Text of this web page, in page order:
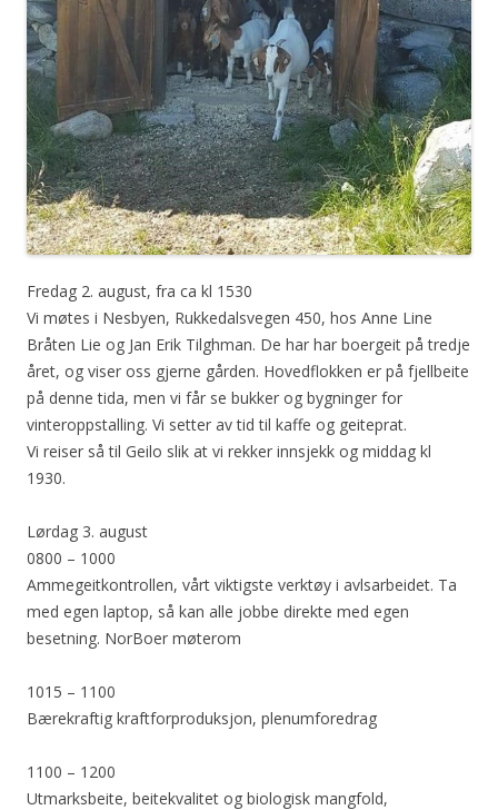
Fredag 2. august, fra ca kl 1530
Vi møtes i Nesbyen, Rukkedalsvegen 450, hos Anne Line
Bråten Lie og Jan Erik Tilghman. De har har boergeit på tredje
året, og viser oss gjerne gården. Hovedflokken er på fjellbeite
på denne tida, men vi får se bukker og bygninger for
vinteroppstalling. Vi setter av tid til kaffe og geiteprat.
Vi reiser så til Geilo slik at vi rekker innsjekk og middag kl
1930.
Lørdag 3. august
0800 – 1000
Ammegeitkontrollen, vårt viktigste verktøy i avlsarbeidet. Ta
med egen laptop, så kan alle jobbe direkte med egen
besetning. NorBoer møterom
1015 – 1100
Bærekraftig kraftforproduksjon, plenumforedrag
1100 – 1200
Utmarksbeite, beitekvalitet og biologisk mangfold,